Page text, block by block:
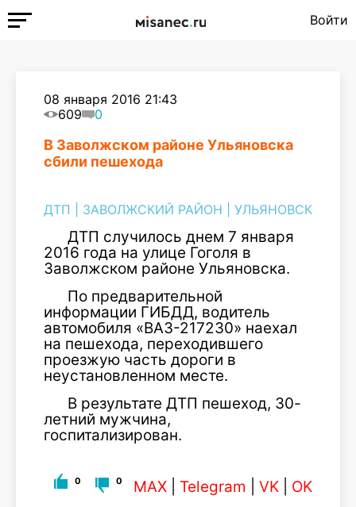
Войти
08 января 2016 21:43
609
0
В Заволжском районе Ульяновска
сбили пешехода
ДТП ЗАВОЛЖСКИЙ РАЙОН УЛЬЯНОВСК
ДТП случилось днем 7 января
2016 года на улице Гоголя в
Заволжском районе Ульяновска.
По предварительной
информации ГИБДД, водитель
автомобиля «ВАЗ-217230» наехал
на пешехода, переходившего
проезжую часть дороги в
неустановленном месте.
В результате ДТП пешеход, 30-
летний мужчина,
госпитализирован.
0 0 MAX Telegram VK OK